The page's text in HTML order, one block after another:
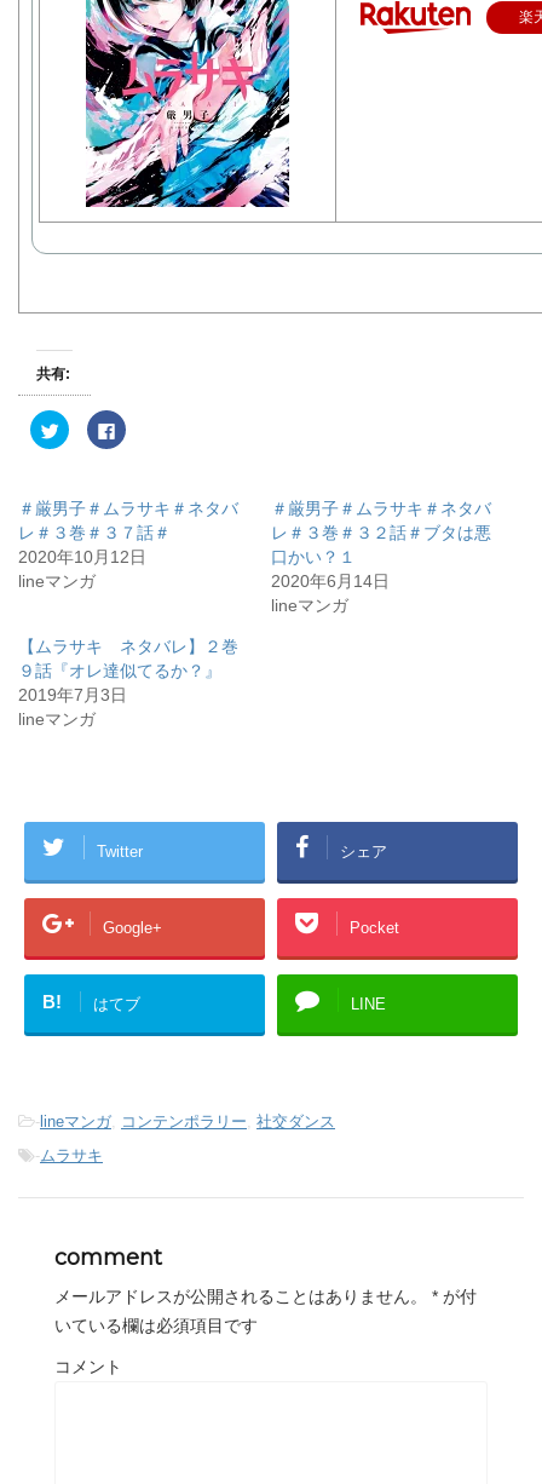
楽
共有:
ク
リ
て
T
w
i
t
e
有
(
新
し
い
ウ
ィ
き
す
F
a
o
o
で
共
ク
リ
ッ
ク
し
し
ウ
ィ
ン
開
ま
す
＃厳男子＃ムラサキ＃ネタバ
レ＃３巻＃３７話＃
2020年10月12日
lineマンガ
＃厳男子＃ムラサキ＃ネタバ
レ＃３巻＃３２話＃ブタは悪
口かい？１
2020年6月14日
lineマンガ
【ムラサキ ネタバレ】２巻
９話『オレ達似てるか？』
2019年7月3日
lineマンガ
Twitter シェア
Google+ Pocket
B! はてブ LINE
- lineマンガ, コンテンポラリー, 社交ダンス
-ムラサキ
comment
メールアドレスが公開されることはありません。 * が付
いている欄は必須項目です
コメント